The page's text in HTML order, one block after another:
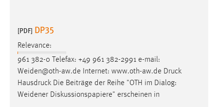
[PDF] DP35
Relevance:
961 382-0 Telefax: +49 961 382-2991 e-mail:
Weiden@oth-aw.de Internet: www.oth-aw.de Druck
Hausdruck Die Beiträge der Reihe "OTH im Dialog:
Weidener Diskussionspapiere" erscheinen in